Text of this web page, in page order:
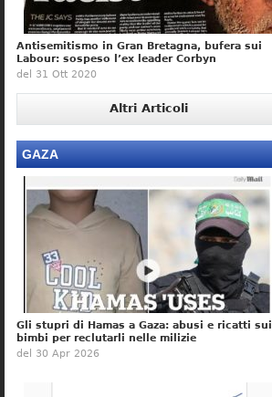
Antisemitismo in Gran Bretagna, bufera sui
Labour: sospeso l’ex leader Corbyn
del 31 Ott 2020
Altri Articoli
GAZA
Gli stupri di Hamas a Gaza: abusi e ricatti sui
bimbi per reclutarli nelle milizie
del 30 Apr 2026